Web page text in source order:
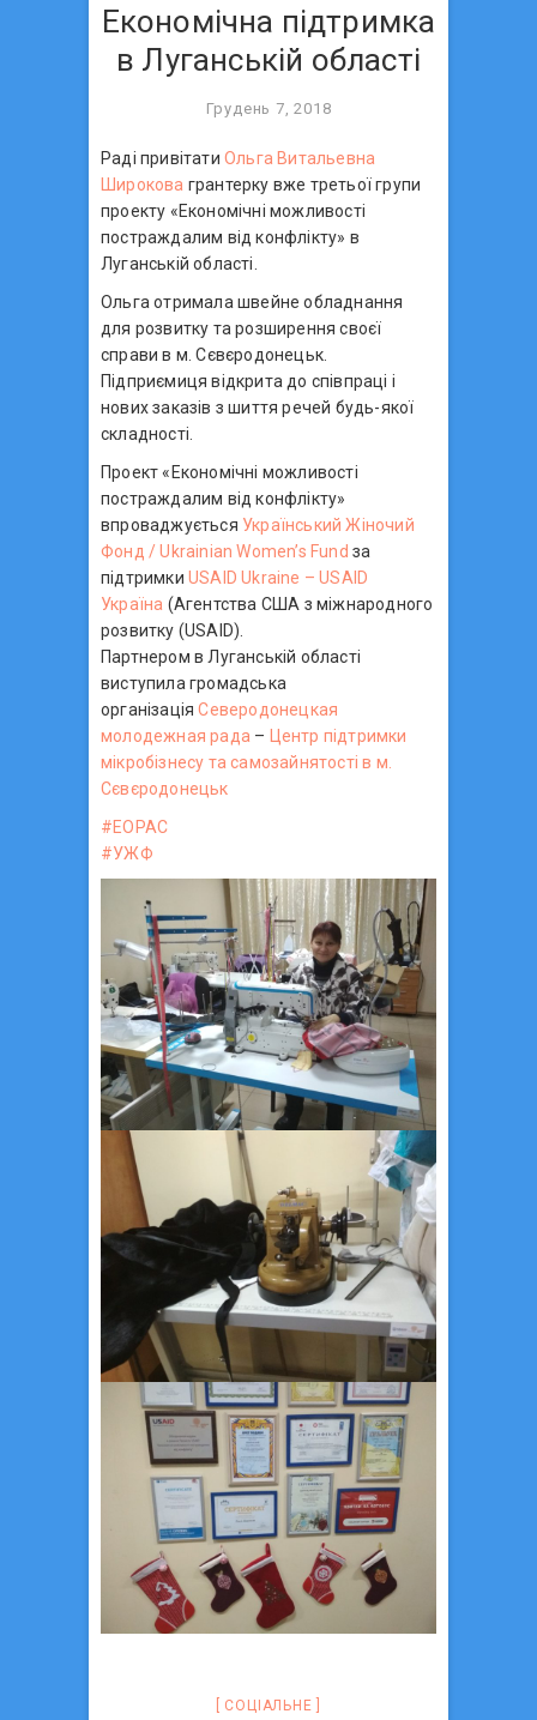
Економічна підтримка
в Луганській області
Грудень 7, 2018
Раді привітати Ольга Витальевна
Широкова грантерку вже третьої групи
проекту «Економічні можливості
постраждалим від конфлікту» в
Луганській області.
Ольга отримала швейне обладнання
для розвитку та розширення своєї
справи в м. Сєвєродонецьк.
Підприємиця відкрита до співпраці і
нових заказів з шиття речей будь-якої
складності.
Проект «Економічні можливості
постраждалим від конфлікту»
впроваджується Український Жіночий
Фонд / Ukrainian Women’s Fund за
підтримки USAID Ukraine – USAID
Україна (Агентства США з міжнародного
розвитку (USAID).
Партнером в Луганській області
виступила громадська
організаціяСеверодонецкая
молодежная рада – Центр підтримки
мікробізнесу та самозайнятості в м.
Сєвєродонецьк
#EOPAC
#УЖФ
СОЦIАЛЬНЕ